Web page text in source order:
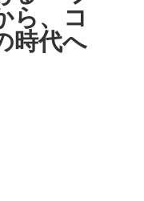
ら、コ
時代へ